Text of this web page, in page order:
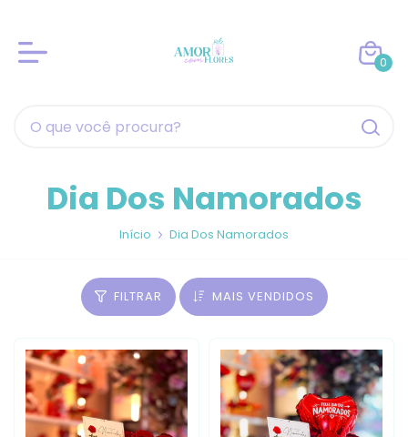
0
Dia Dos Namorados
Início Dia Dos Namorados
FILTRAR MAIS VENDIDOS